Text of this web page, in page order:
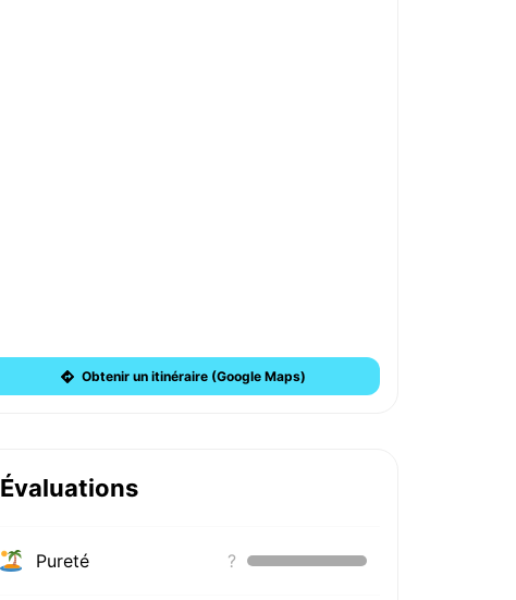
Obtenir un itinéraire (Google Maps)
Évaluations
Pureté ?